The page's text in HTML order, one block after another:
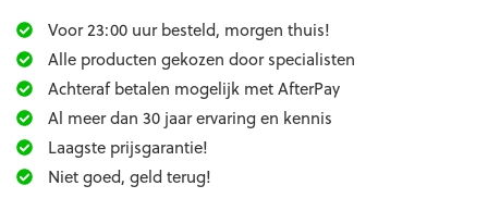
Voor 23:00 uur besteld, morgen thuis!
Alle producten gekozen door specialisten
Achteraf betalen mogelijk met AfterPay
Al meer dan 30 jaar ervaring en kennis
Laagste prijsgarantie!
Niet goed, geld terug!